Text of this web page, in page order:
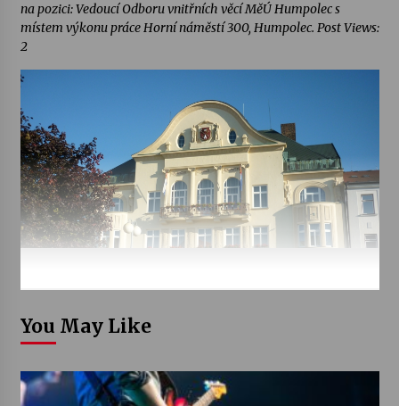
na pozici: Vedoucí Odboru vnitřních věcí MěÚ Humpolec s
místem výkonu práce Horní náměstí 300, Humpolec. Post Views:
2
You May Like